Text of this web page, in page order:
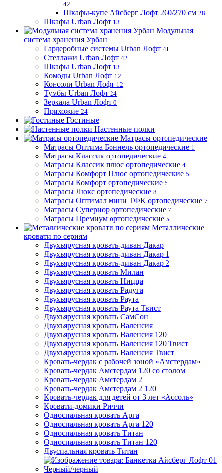
42
Шкафы-купе Айсберг Лофт 260/270 см 28
Шкафы Urban Лофт 13
Модульная
система хранения Урбан
Гардеробные системы Urban Лофт 41
Стеллажи Urban Лофт 42
Шкафы Urban Лофт 13
Комоды Urban Лофт 12
Консоли Urban Лофт 12
Тумбы Urban Лофт 24
Зеркала Urban Лофт 0
Прихожие 24
Гостиные
Настенные полки
Матрасы ортопедические
Матрасы Оптима Боннель ортопедические 1
Матрасы Классик ортопедические 4
Матрасы Классик плюс ортопедические 4
Матрасы Комфорт Плюс ортопедические 5
Матрасы Комфорт ортопедические 5
Матрасы Люкс ортопедические 8
Матрасы Оптимал мини ТФК ортопедические 7
Матрасы Супериор ортопедические 7
Матрасы Премиум ортопедические 5
Металлические
кровати по сериям
Двухъярусная кровать-диван Дакар
Двухъярусная кровать-диван Дакар 1
Двухъярусная кровать-диван Дакар 2
Двухъярусная кровать Милан
Двухъярусная кровать Ницца
Двухъярусная кровать Радуга
Двухъярусная кровать Раута
Двухъярусная кровать Раута Твист
Двухъярусная кровать СамСон
Двухъярусная кровать Валенсия
Двухъярусная кровать Валенсия 120
Двухъярусная кровать Валенсия 120 Твист
Двухъярусная кровать Валенсия Твист
Кровать-чердак с рабочей зоной «Амстердам»
Кровать-чердак Амстердам 120 со столом
Кровать-чердак Амстердам 2
Кровать-чердак Амстердам 2 120
Кровать-чердак для детей от 3 лет «Ассоль»
Кровати-домики Риччи
Односпальная кровать Арга
Односпальная кровать Арга 120
Односпальная кровать Титан
Односпальная кровать Титан 120
Двуспальная кровать Титан